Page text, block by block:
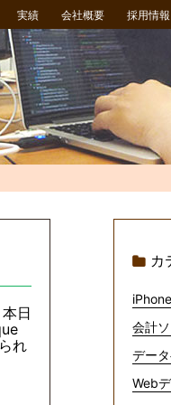
実績 会社概要 採用情報
日
れ
カ
会計
デー
Web